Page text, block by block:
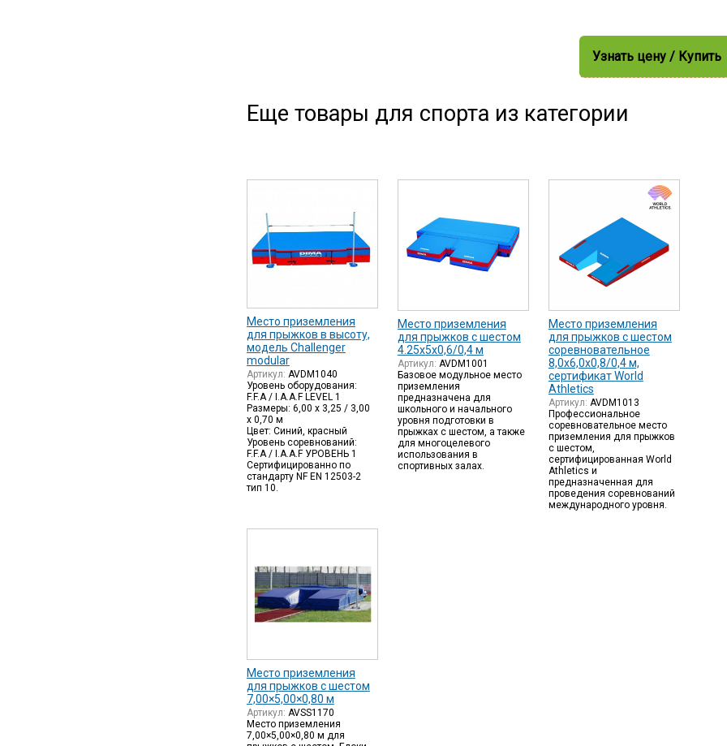
Узнать цену / Купить
Еще товары для спорта из категории
Место приземления
для прыжков в высоту,
модель Challenger
modular
Артикул: AVDM1040
Уровень оборудования:
F.F.A / I.A.A.F LEVEL 1
Размеры: 6,00 х 3,25 / 3,00
х 0,70 м
Цвет: Синий, красный
Уровень соревнований:
F.F.A / I.A.A.F УРОВЕНЬ 1
Сертифицированно по
стандарту NF EN 12503-2
тип 10.
Место приземления
для прыжков с шестом
4.25х5х0,6/0,4 м
Артикул: AVDM1001
Базовое модульное место
приземления
предназначена для
школьного и начального
уровня подготовки в
прыжках с шестом, а также
для многоцелевого
использования в
спортивных залах.
Место приземления
для прыжков с шестом
соревновательное
8,0х6,0х0,8/0,4 м,
сертификат World
Athletics
Артикул: AVDM1013
Профессиональное
соревновательное место
приземления для прыжков
с шестом,
сертифицированная World
Athletics и
предназначенная для
проведения соревнований
международного уровня.
Место приземления
для прыжков с шестом
7,00×5,00×0,80 м
Артикул: AVSS1170
Место приземления
7,00×5,00×0,80 м для